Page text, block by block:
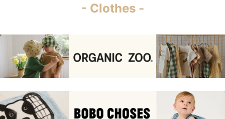
- Clothes -